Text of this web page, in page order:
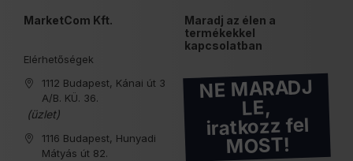
MarketCom Kft.
Elérhetőségek
1112 Budapest, Kánai út 3
A/B. KÜ. 36.
(üzlet)
1116 Budapest, Hunyadi
Mátyás út 82.
Maradj az élen a
termékekkel
kapcsolatban
NE MARADJ
LE,
iratkozz fel
MOST!